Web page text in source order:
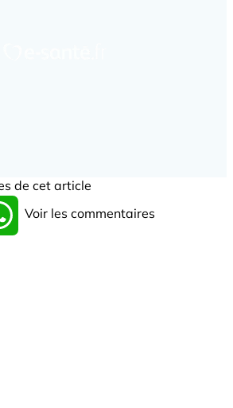
de cet article
WhatsApp
Voir les commentaires